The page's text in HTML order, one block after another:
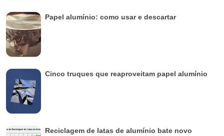
Papel alumínio: como usar e descartar
Cinco truques que reaproveitam papel alumínio
Reciclagem de latas de alumínio bate novo